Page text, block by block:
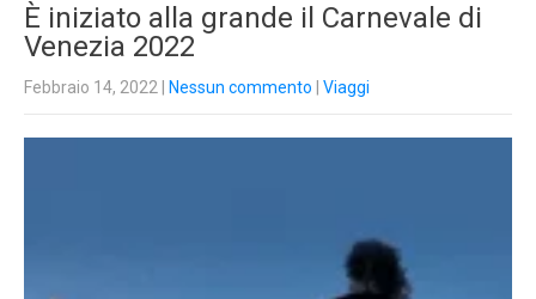
È iniziato alla grande il Carnevale di
Venezia 2022
Febbraio 14, 2022 Nessun commento Viaggi